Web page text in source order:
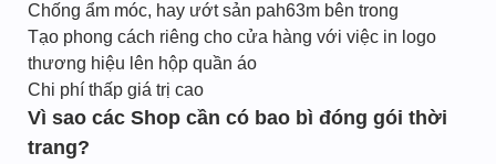
Chống ẩm móc, hay ướt sản pah63m bên trong
Tạo phong cách riêng cho cửa hàng với việc in logo
thương hiệu lên hộp quần áo
Chi phí thấp giá trị cao
Vì sao các Shop cần có bao bì đóng gói thời
trang?